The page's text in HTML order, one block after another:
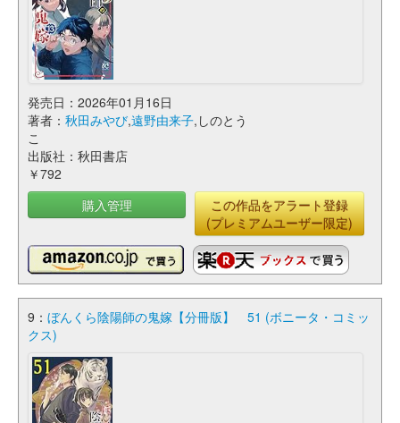
発売日：2026年01月16日
著者： 秋田みやび,遠野由来子,しのとう
こ
出版社：秋田書店
￥792
購入管理
この作品をアラート登録
(プレミアムユーザー限定)
9： ぼんくら陰陽師の鬼嫁【分冊版】 51 (ボニータ・コミッ
クス)